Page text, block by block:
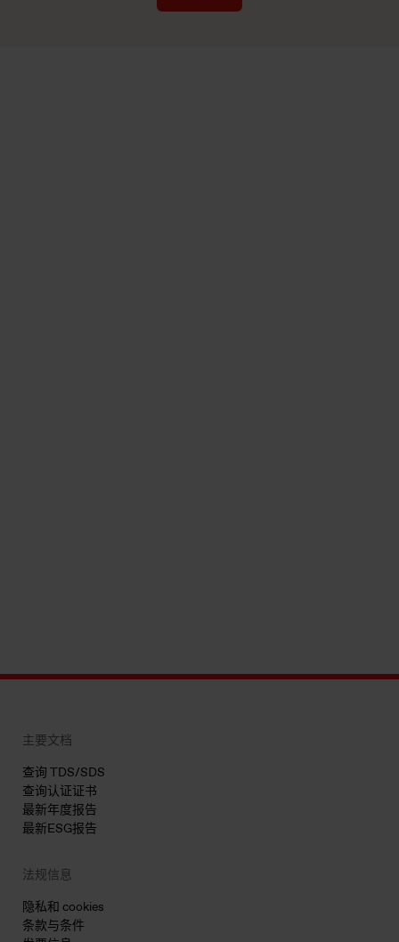
主要文档
查询 TDS/SDS
查询认证证书
最新年度报告
最新ESG报告
法规信息
隐私和 cookies
条款与条件